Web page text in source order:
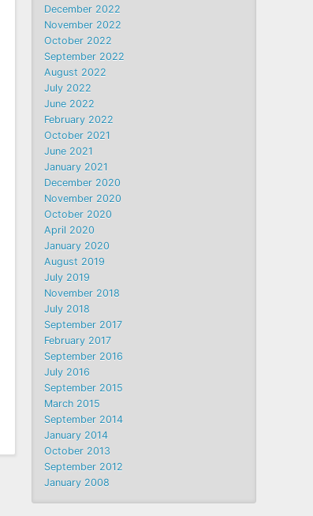
December 2022
November 2022
October 2022
September 2022
August 2022
July 2022
June 2022
February 2022
October 2021
June 2021
January 2021
December 2020
November 2020
October 2020
April 2020
January 2020
August 2019
July 2019
November 2018
July 2018
September 2017
February 2017
September 2016
July 2016
September 2015
March 2015
September 2014
January 2014
October 2013
September 2012
January 2008